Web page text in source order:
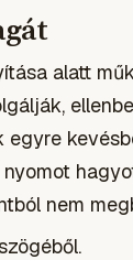
alatt
egyre
nem